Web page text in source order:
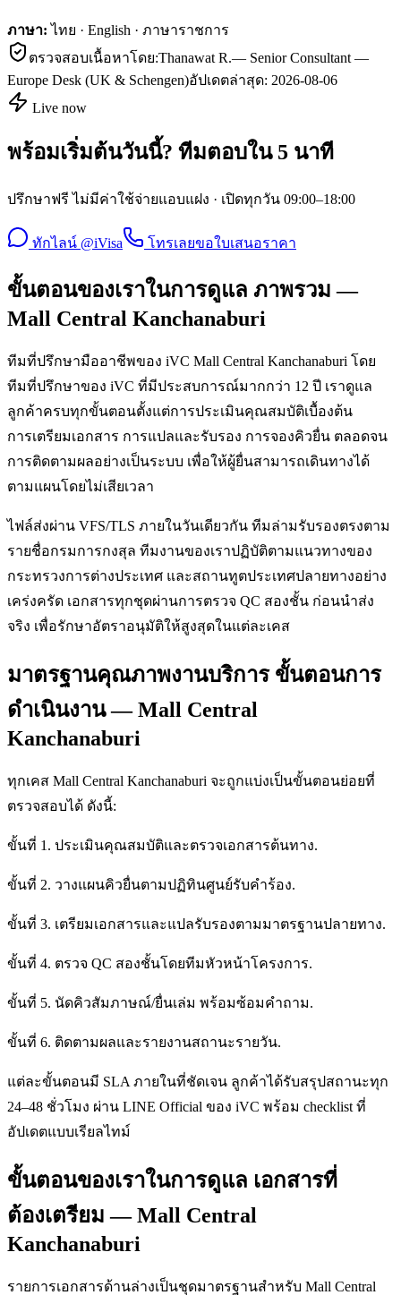
ภาษา: ไทย · English · ภาษาราชการ
ตรวจสอบเนื้อหาโดย:Thanawat R.— Senior Consultant —
Europe Desk (UK & Schengen)อัปเดตล่าสุด: 2026-08-06
Live now
พร้อมเริ่มต้นวันนี้? ทีมตอบใน 5 นาที
ปรึกษาฟรี ไม่มีค่าใช้จ่ายแอบแฝง · เปิดทุกวัน 09:00–18:00
ทักไลน์ @iVisa โทรเลยขอใบเสนอราคา
ขั้นตอนของเราในการดูแล ภาพรวม —
Mall Central Kanchanaburi
ทีมที่ปรึกษามืออาชีพของ iVC Mall Central Kanchanaburi โดย
ทีมที่ปรึกษาของ iVC ที่มีประสบการณ์มากกว่า 12 ปี เราดูแล
ลูกค้าครบทุกขั้นตอนตั้งแต่การประเมินคุณสมบัติเบื้องต้น
การเตรียมเอกสาร การแปลและรับรอง การจองคิวยื่น ตลอดจน
การติดตามผลอย่างเป็นระบบ เพื่อให้ผู้ยื่นสามารถเดินทางได้
ตามแผนโดยไม่เสียเวลา
ไฟล์ส่งผ่าน VFS/TLS ภายในวันเดียวกัน ทีมล่ามรับรองตรงตาม
รายชื่อกรมการกงสุล ทีมงานของเราปฏิบัติตามแนวทางของ
กระทรวงการต่างประเทศ และสถานทูตประเทศปลายทางอย่าง
เคร่งครัด เอกสารทุกชุดผ่านการตรวจ QC สองชั้น ก่อนนำส่ง
จริง เพื่อรักษาอัตราอนุมัติให้สูงสุดในแต่ละเคส
มาตรฐานคุณภาพงานบริการ ขั้นตอนการ
ดำเนินงาน — Mall Central
Kanchanaburi
ทุกเคส Mall Central Kanchanaburi จะถูกแบ่งเป็นขั้นตอนย่อยที่
ตรวจสอบได้ ดังนี้:
ขั้นที่ 1. ประเมินคุณสมบัติและตรวจเอกสารต้นทาง.
ขั้นที่ 2. วางแผนคิวยื่นตามปฏิทินศูนย์รับคำร้อง.
ขั้นที่ 3. เตรียมเอกสารและแปลรับรองตามมาตรฐานปลายทาง.
ขั้นที่ 4. ตรวจ QC สองชั้นโดยทีมหัวหน้าโครงการ.
ขั้นที่ 5. นัดคิวสัมภาษณ์/ยื่นเล่ม พร้อมซ้อมคำถาม.
ขั้นที่ 6. ติดตามผลและรายงานสถานะรายวัน.
แต่ละขั้นตอนมี SLA ภายในที่ชัดเจน ลูกค้าได้รับสรุปสถานะทุก
24–48 ชั่วโมง ผ่าน LINE Official ของ iVC พร้อม checklist ที่
อัปเดตแบบเรียลไทม์
ขั้นตอนของเราในการดูแล เอกสารที่
ต้องเตรียม — Mall Central
Kanchanaburi
รายการเอกสารด้านล่างเป็นชุดมาตรฐานสำหรับ Mall Central